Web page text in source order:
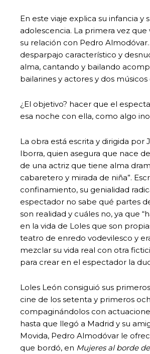
En este viaje explica su infancia y
adolescencia. La primera vez que
su relación con Pedro
desparpajo característico y
alma, cantando y bailando
bailarines y actores y dos
¿El objetivo? hacer que el
esa noche con ella, como algo
La obra está escrita y dirigida por
Iborra, quien asegura que nace
de una actriz que tiene alma
cabaretero y mirada de niña”.
confinamiento, su genialidad
espectador no sabe qué partes
son realidad y cuáles no, ya que
en la vida de Loles que son
teatro de enredo vodevilesco y
mezclar su vida real con otra
para crear en el espectador la
Loles León consiguió sus
cine de los setenta y primeros
compaginándolos con
hasta que llegó a Madrid y su
Movida, Pedro Almodóvar le
que bordó, en Mujeres al borde